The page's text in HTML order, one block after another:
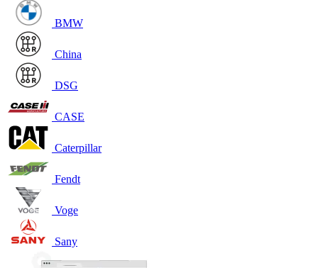
BMW
China
DSG
CASE
Caterpillar
Fendt
Voge
Sany